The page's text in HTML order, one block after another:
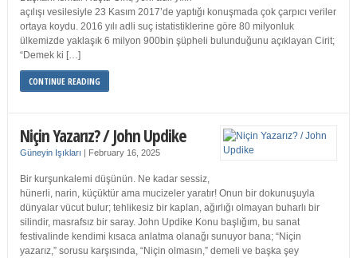
açılışı vesilesiyle 23 Kasım 2017’de yaptığı konuşmada çok çarpıcı veriler
ortaya koydu. 2016 yılı adli suç istatistiklerine göre 80 milyonluk
ülkemizde yaklaşık 6 milyon 900bin şüpheli bulunduğunu açıklayan Cirit;
“Demek ki […]
CONTINUE READING
Niçin Yazarız? / John Updike
Güneyin Işıkları | February 16, 2025
Bir kurşunkalemi düşünün. Ne kadar sessiz,
hünerli, narin, küçüktür ama mucizeler yaratır! Onun bir dokunuşuyla
dünyalar vücut bulur; tehlikesiz bir kaplan, ağırlığı olmayan buharlı bir
silindir, masrafsız bir saray. John Updike Konu başlığım, bu sanat
festivalinde kendimi kısaca anlatma olanağı sunuyor bana; “Niçin
yazarız,” sorusu karşısında, “Niçin olmasın,” demeli ve başka şey